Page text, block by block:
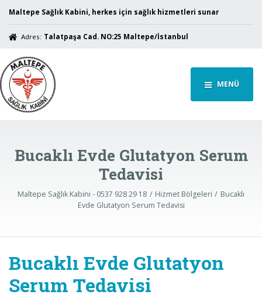
Maltepe Sağlık Kabini, herkes için sağlık hizmetleri sunar
Adres: Talatpaşa Cad. NO:25 Maltepe/İstanbul
MENÜ
Bucaklı Evde Glutatyon Serum
Tedavisi
Maltepe Sağlık Kabini - 0537 928 29 18 Hizmet Bölgeleri
Bucaklı
Evde Glutatyon Serum Tedavisi
Bucaklı Evde Glutatyon
Serum Tedavisi